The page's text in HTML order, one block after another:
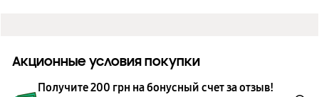
Акционные условия покупки
Получите 200 грн на бонусный счет за отзыв!